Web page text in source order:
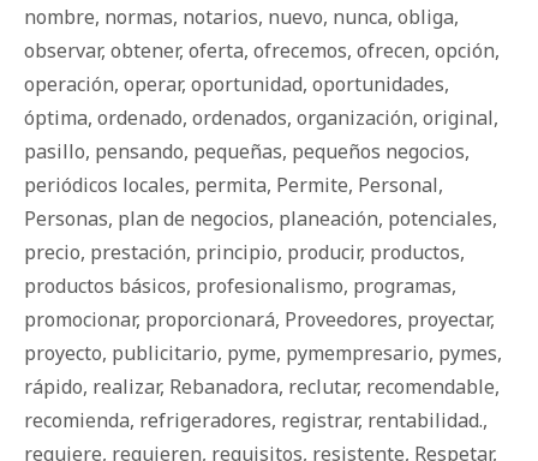
nombre, normas, notarios, nuevo, nunca, obliga,
observar, obtener, oferta, ofrecemos, ofrecen, opción,
operación, operar, oportunidad, oportunidades,
óptima, ordenado, ordenados, organización, original,
pasillo, pensando, pequeñas, pequeños negocios,
periódicos locales, permita, Permite, Personal,
Personas, plan de negocios, planeación, potenciales,
precio, prestación, principio, producir, productos,
productos básicos, profesionalismo, programas,
promocionar, proporcionará, Proveedores, proyectar,
proyecto, publicitario, pyme, pymempresario, pymes,
rápido, realizar, Rebanadora, reclutar, recomendable,
recomienda, refrigeradores, registrar, rentabilidad.,
requiere, requieren, requisitos, resistente, Respetar,